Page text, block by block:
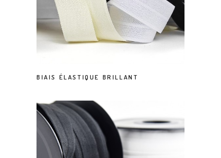
BIAIS ÉLASTIQUE BRILLANT